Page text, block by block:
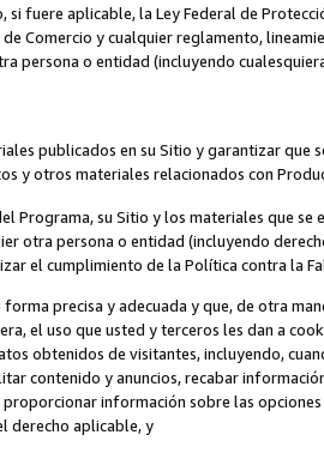
fuere aplicable, la Ley Federal de
Comercio y cualquier reglamento,
persona o entidad (incluyendo
publicados en su Sitio y garantizar que
y otros materiales relacionados con
Programa, su Sitio y los materiales que se
otra persona o entidad (incluyendo
el cumplimiento de la Política contra la
precisa y adecuada y que, de otra
el uso que usted y terceros les dan a
obtenidos de visitantes, incluyendo,
contenido y anuncios, recabar
información sobre las
derecho aplicable, y